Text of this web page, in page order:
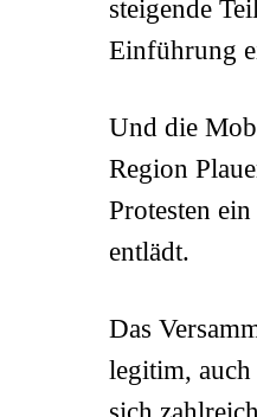
steigende
Einführung
Und die
Region
Protesten
entlädt.
Das
legitim, auch